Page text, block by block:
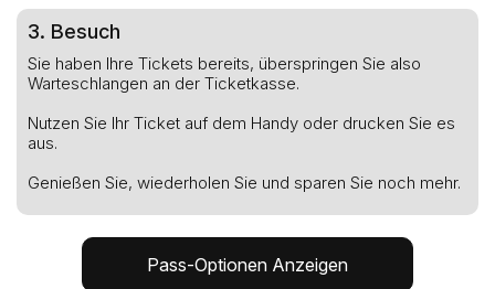
3. Besuch
Sie haben Ihre Tickets bereits, überspringen Sie also
Warteschlangen an der Ticketkasse.
Nutzen Sie Ihr Ticket auf dem Handy oder drucken Sie es
aus.
Genießen Sie, wiederholen Sie und sparen Sie noch mehr.
Pass-Optionen Anzeigen